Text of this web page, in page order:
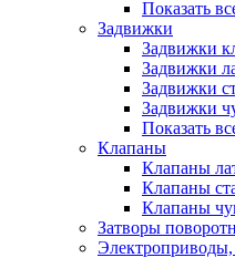
Показать
Задвижки
Задвижки
Задвижки
Задвижки
Задвижки
Показать
Клапаны
Клапаны
Клапаны
Клапаны
Затворы